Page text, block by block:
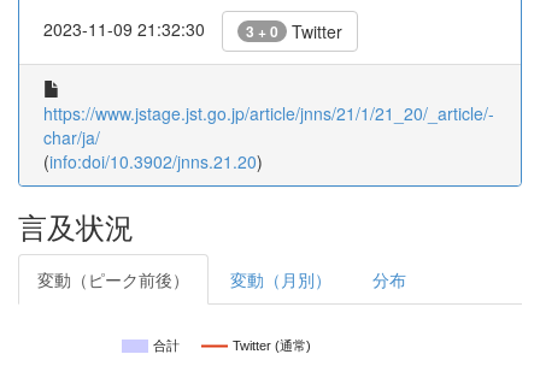
2023-11-09 21:32:30 3 + 0 Twitter
https://www.jstage.jst.go.jp/article/jnns/21/1/21_20/_article/-
char/ja/
(info:doi/10.3902/jnns.21.20)
言及状況
変動（ピーク前後） 変動（月別） 分布
合計 Twitter (通常)